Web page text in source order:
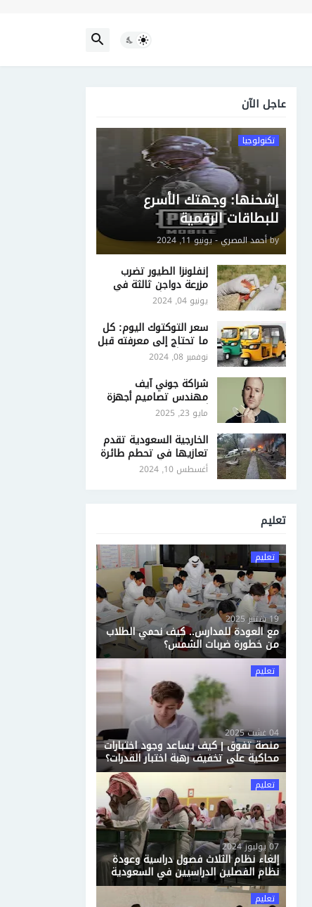
عاجل الآن
تكنولوجيا
إشحنها: وجهتك الأسرع
للبطاقات الرقمية
byأحمد المصري-يونيو 11, 2024
إنفلونزا الطيور تضرب
مزرعة دواجن ثالثة في
فيكتوريا الأسترالية
يونيو 04, 2024
سعر التوكتوك اليوم: كل
ما تحتاج إلى معرفته قبل
الشراء أو البيع
نوفمبر 08, 2024
شراكة جوني آيف
مهندس تصاميم أجهزة
ثورة جديدة في تصميم
أجهزة الذكاء الاصطناعي
مايو 23, 2025
الخارجية السعودية تقدم
تعازيها في تحطم طائرة
أغسطس 10, 2024
تعليم
تعليم
19 شتنبر 2025
مع العودة للمدارس.. كيف نحمي الطلاب
من خطورة ضربات الشمس؟
تعليم
04 غشت 2025
منصة تفوق | كيف يساعد وجود اختبارات
محاكية على تخفيف رهبة اختبار القدرات؟
تعليم
07 يوليوز 2024
إلغاء نظام الثلاث فصول دراسية وعودة
نظام الفصلين الدراسيين في السعودية
تعليم